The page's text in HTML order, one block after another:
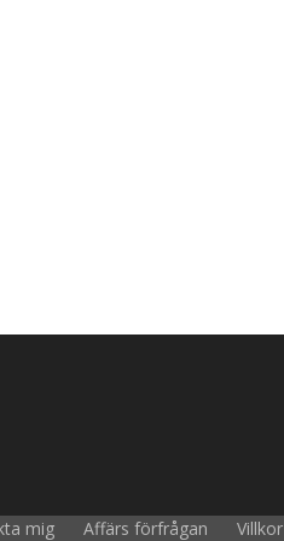
mig Affärs förfrågan Villkor